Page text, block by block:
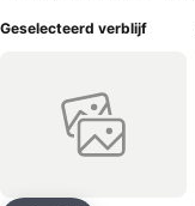
Geselecteerd verblijf